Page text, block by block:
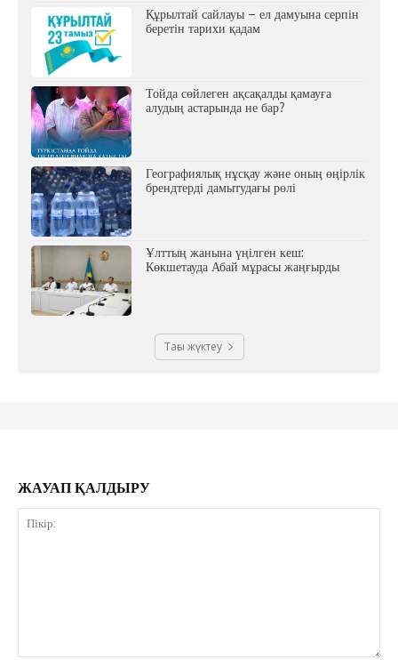
Құрылтай сайлауы – ел дамуына серпін
беретін тарихи қадам
Тойда сөйлеген ақсақалды қамауға
алудың астарында не бар?
Географиялық нұсқау және оның өңірлік
брендтерді дамытудағы рөлі
Ұлттың жанына үңілген кеш:
Көкшетауда Абай мұрасы жаңғырды
Тағы жүктеу
ЖАУАП ҚАЛДЫРУ